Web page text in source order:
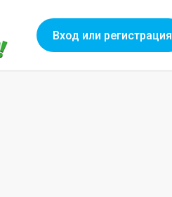
Вход или регистрация